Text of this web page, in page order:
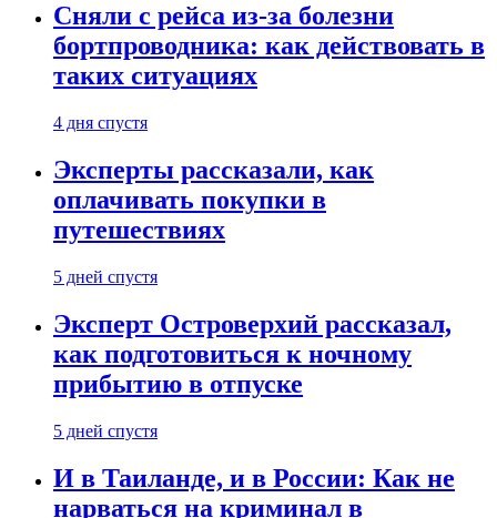
Сняли с рейса из-за болезни
бортпроводника: как действовать в
таких ситуациях
4 дня спустя
Эксперты рассказали, как
оплачивать покупки в
путешествиях
5 дней спустя
Эксперт Островерхий рассказал,
как подготовиться к ночному
прибытию в отпуске
5 дней спустя
И в Таиланде, и в России: Как не
нарваться на криминал в